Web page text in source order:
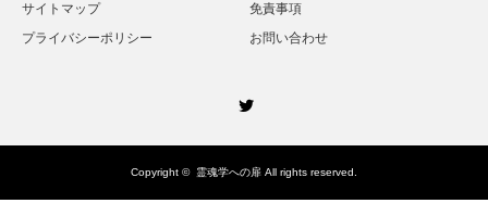
サイトマップ
免責事項
プライバシーポリシー
お問い合わせ
Copyright © 霊魂学への扉 All rights reserved.